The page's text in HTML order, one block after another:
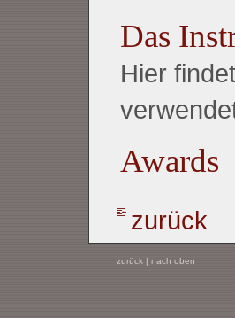
Das
Hier
Awards
zurück
zurück| nach oben